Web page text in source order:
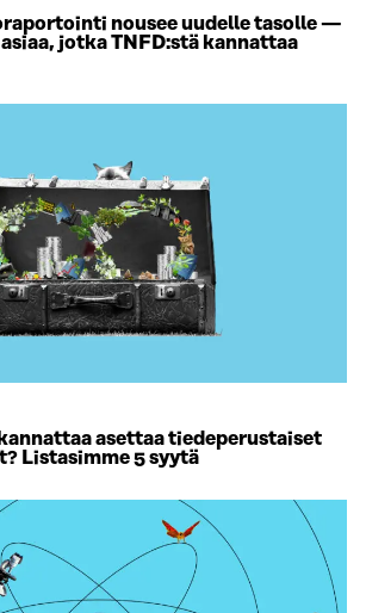
nousee uudelle tasolle —
jotka TNFD:stä kannattaa
asettaa tiedeperustaiset
Listasimme 5 syytä